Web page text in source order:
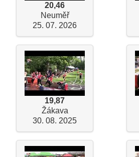
20,46
Neuměř
25. 07. 2026
19,87
Žákava
30. 08. 2025